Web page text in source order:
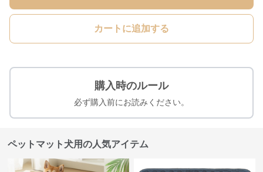
カートに追加する
購入時のルール
必ず購入前にお読みください。
ペットマット犬用の人気アイテム